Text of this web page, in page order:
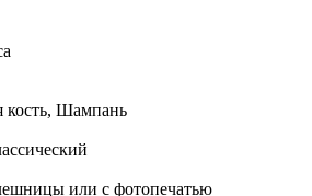
кость, Шампань
или с фотопечатью